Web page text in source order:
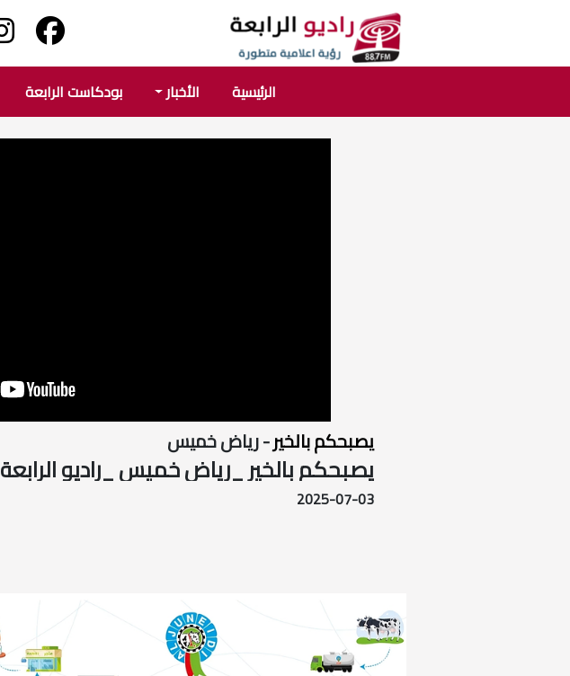
الرئيسية الأخبار بودكاست الرابعة
يصبحكم بالخير- رياض خميس
يصبحكم بالخير _رياض خميس _راديو الرابعة
2025-07-03